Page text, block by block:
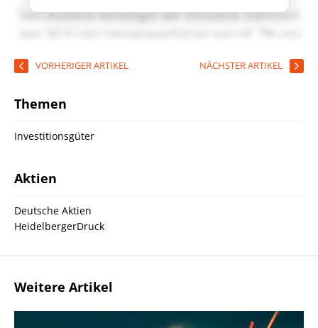
VORHERIGER ARTIKEL NÄCHSTER ARTIKEL
Themen
Investitionsgüter
Aktien
Deutsche Aktien
HeidelbergerDruck
Weitere Artikel